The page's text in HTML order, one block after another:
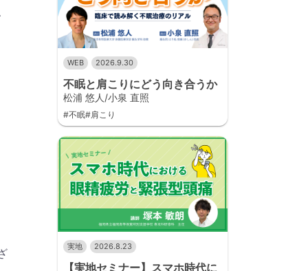
WEB 2026.9.30
不眠と肩こりにどう向き合うか
松浦 悠人/小泉 直照
#不眠#肩こり
実地 2026.8.23
【実地セミナー】スマホ時代に